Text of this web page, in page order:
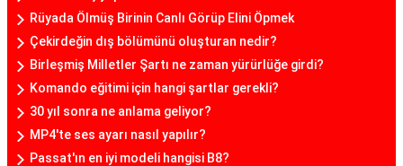
Rüyada Ölmüş Birinin Canlı Görüp Elini Öpmek
Çekirdeğin dış bölümünü oluşturan nedir?
Birleşmiş Milletler Şartı ne zaman yürürlüğe girdi?
Komando eğitimi için hangi şartlar gerekli?
30 yıl sonra ne anlama geliyor?
MP4'te ses ayarı nasıl yapılır?
Passat'ın en iyi modeli hangisi B8?